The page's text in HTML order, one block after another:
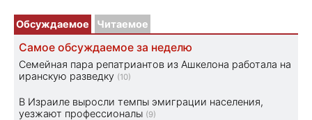
Обсуждаемое Читаемое
Самое обсуждаемое за неделю
Семейная пара репатриантов из Ашкелона работала на
иранскую разведку (10)
В Израиле выросли темпы эмиграции населения,
уезжают профессионалы (9)